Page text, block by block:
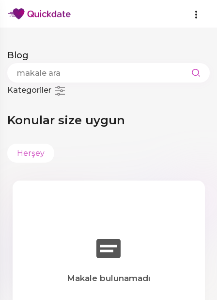
Blog
Kategoriler
Konular size uygun
Herşey
Makale bulunamadı